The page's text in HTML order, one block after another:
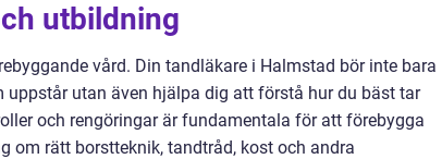
utbildning
vård. Din tandläkare i Halmstad bör inte bara
utan även hjälpa dig att förstå hur du bäst tar
och rengöringar är fundamentala för att förebygga
om rätt borstteknik, tandtråd, kost och andra